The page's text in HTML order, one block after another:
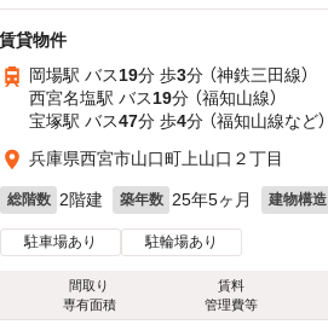
貸物件
岡場駅 バス19分 歩3分 （神鉄三田線）
西宮名塩駅 バス19分 （福知山線）
宝塚駅 バス47分 歩4分 （福知山線など）
兵庫県西宮市山口町上山口２丁目
総階数 2階建 築年数 25年5ヶ月 建物構造
駐車場あり 駐輪場あり
間取り
専有面積
賃料
管理費等